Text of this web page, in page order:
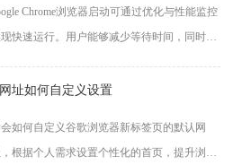
Chrome浏览器启动可通过优化与性能监控
快速运行。用户能够减少等待时间，同时提
效率。
址如何自定义设置
如何自定义谷歌浏览器新标签页的默认网
根据个人需求设置个性化的首页，提升浏览